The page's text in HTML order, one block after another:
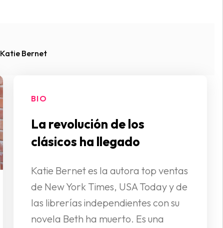
Katie Bernet
BIO
La revolución de los
clásicos ha llegado
Katie Bernet es la autora top ventas
de New York Times, USA Today y de
las librerías independientes con su
novela Beth ha muerto. Es una